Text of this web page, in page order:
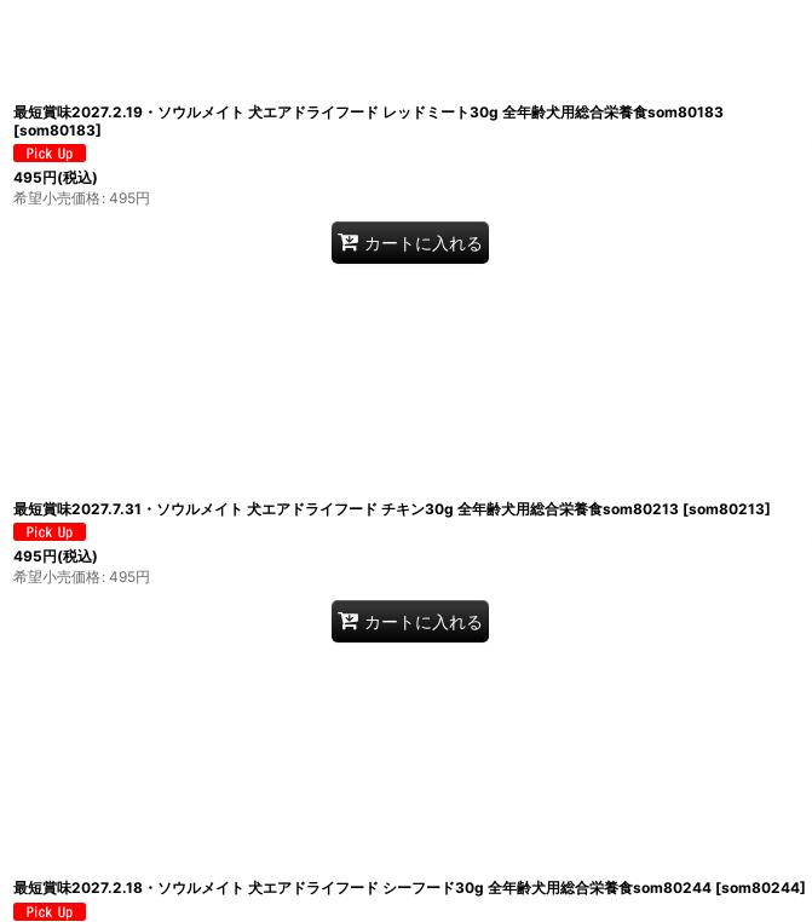
最短賞味2027.2.19・ソウルメイト 犬エアドライフード レッドミート30g 全年齢犬用総合栄養食som80183
[som80183]
495円(税込)
希望小売価格: 495円
カートに入れる
最短賞味2027.7.31・ソウルメイト 犬エアドライフード チキン30g 全年齢犬用総合栄養食som80213 [som80213]
495円(税込)
希望小売価格: 495円
カートに入れる
最短賞味2027.2.18・ソウルメイト 犬エアドライフード シーフード30g 全年齢犬用総合栄養食som80244 [som80244]